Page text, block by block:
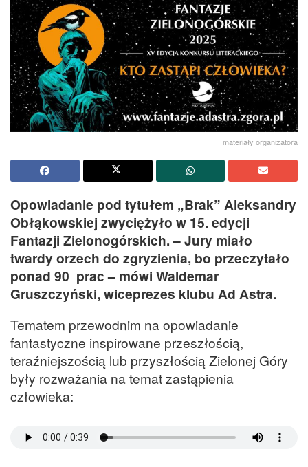
materiały organizatora
Opowiadanie pod tytułem „Brak” Aleksandry
Obłąkowskiej zwyciężyło w 15. edycji
Fantazji Zielonogórskich. – Jury miało
twardy orzech do zgryzienia, bo przeczytało
ponad 90 prac – mówi Waldemar
Gruszczyński, wiceprezes klubu Ad Astra.
Tematem przewodnim na opowiadanie
fantastyczne inspirowane przeszłością,
teraźniejszością lub przyszłością Zielonej Góry
były rozważania na temat zastąpienia
człowieka: